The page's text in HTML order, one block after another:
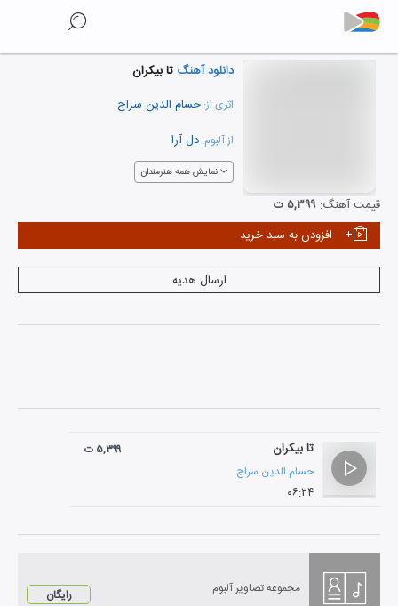
دانلود آهنگ تا بیکران
اثری از: حسام الدین سراج
از آلبوم: دل آرا
نمایش همه هنرمندان
قیمت آهنگ: ۵,۳۹۹ ت
افزودن به سبد خرید
ارسال هدیه
تا بیکران
حسام الدین سراج
۰۶:۲۴
۵,۳۹۹ ت
مجموعه تصاویر آلبوم رایگان